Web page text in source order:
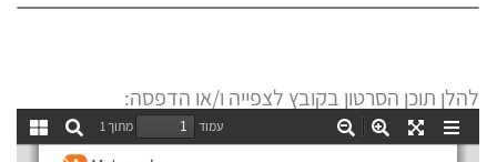
להלן תוכן הסרטון בקובץ לצפייה ו/או הדפסה: